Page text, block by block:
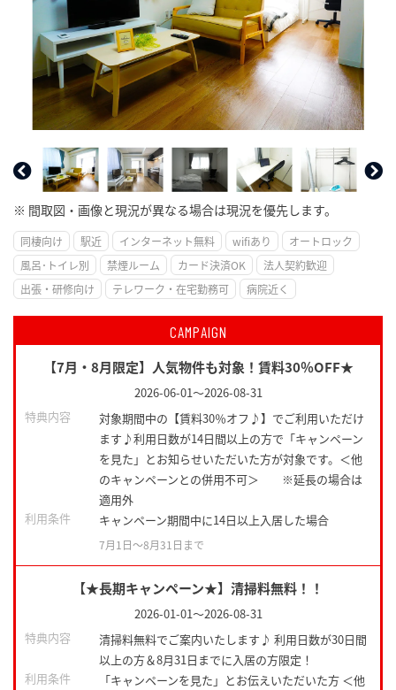
※ 間取図・画像と現況が異なる場合は現況を優先します。
同棲向け 駅近 インターネット無料 wifiあり
オートロック
風呂･トイレ別
禁煙ルーム カード決済OK
法人契約歓迎
出張・研修向け
テレワーク・在宅勤務可 病院近く
CAMPAIGN
【7月・8月限定】人気物件も対象！賃料30％OFF★
2026-06-01～2026-08-31
特典内容
対象期間中の【賃料30％オフ♪】でご利用いただけ
ます♪利用日数が14日間以上の方で「キャンペーン
を見た」とお知らせいただいた方が対象です。＜他
のキャンペーンとの併用不可＞ ※延長の場合は
適用外
利用条件
キャンペーン期間中に14日以上入居した場合
7月1日〜8月31日まで
【★長期キャンペーン★】清掃料無料！！
2026-01-01～2026-08-31
特典内容
清掃料無料でご案内いたします♪ 利用日数が30日間
以上の方＆8月31日までに入居の方限定！
利用条件
「キャンペーンを見た」とお伝えいただいた方 ＜他